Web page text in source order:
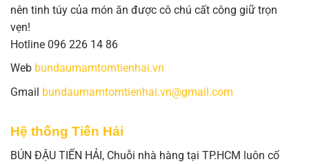
nên tinh túy của món ăn được cô chú cất công giữ trọn
vẹn!
Hotline 096 226 14 86
Web bundaumamtomtienhai.vn
Gmail bundaumamtomtienhai.vn@gmail.com
Hệ thống Tiến Hải
BÚN ĐẬU TIẾN HẢI, Chuỗi nhà hàng tại TP.HCM luôn cố